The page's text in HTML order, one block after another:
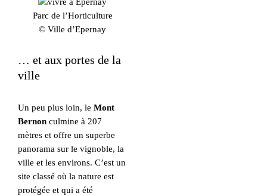
Parc de l’Horticulture
© Ville d’Epernay
… et aux portes de la
ville
Un peu plus loin, le Mont
Bernon culmine à 207
mètres et offre un superbe
panorama sur le vignoble, la
ville et les environs. C’est un
site classé où la nature est
protégée et qui a été